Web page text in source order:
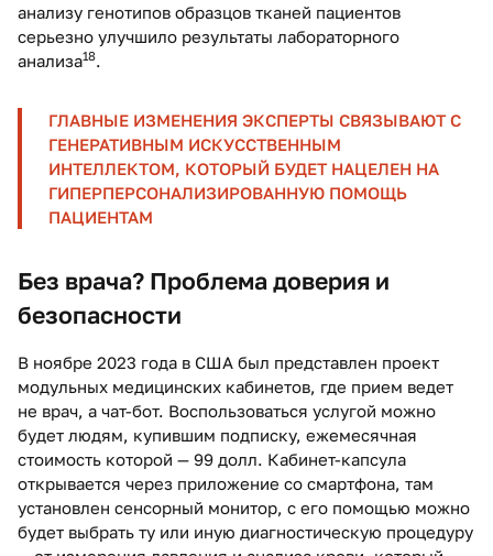
анализу генотипов образцов тканей пациентов
серьезно улучшило результаты лабораторного
анализа18.
ГЛАВНЫЕ ИЗМЕНЕНИЯ ЭКСПЕРТЫ СВЯЗЫВАЮТ С
ГЕНЕРАТИВНЫМ ИСКУССТВЕННЫМ
ИНТЕЛЛЕКТОМ, КОТОРЫЙ БУДЕТ НАЦЕЛЕН НА
ГИПЕРПЕРСОНАЛИЗИРОВАННУЮ ПОМОЩЬ
ПАЦИЕНТАМ
Без врача? Проблема доверия и
безопасности
В ноябре 2023 года в США был представлен проект
модульных медицинских кабинетов, где прием ведет
не врач, а чат-бот. Воспользоваться услугой можно
будет людям, купившим подписку, ежемесячная
стоимость которой — 99 долл. Кабинет-капсула
открывается через приложение со смартфона, там
установлен сенсорный монитор, с его помощью можно
будет выбрать ту или иную диагностическую процедуру